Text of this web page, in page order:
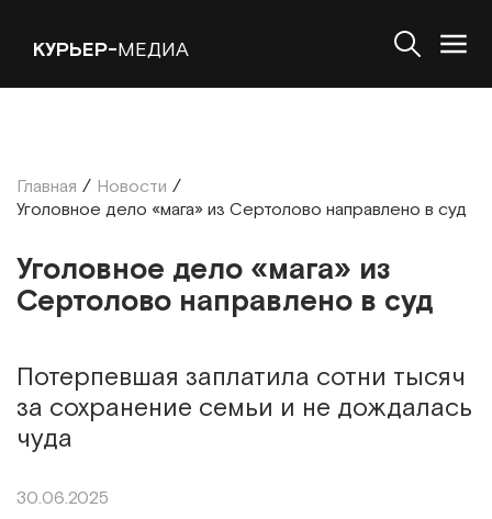
КУРЬЕР-МЕДИА
Главная / Новости /
Уголовное дело «мага» из Сертолово направлено в суд
Уголовное дело «мага» из
Сертолово направлено в суд
Потерпевшая заплатила сотни тысяч
за сохранение семьи и не дождалась
чуда
30.06.2025